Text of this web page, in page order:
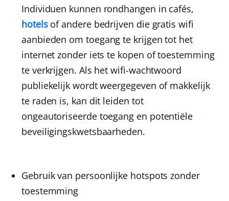
Individuen kunnen rondhangen in cafés,
hotelsof andere bedrijven die gratis wifi
aanbieden om toegang te krijgen tot het
internet zonder iets te kopen of toestemming
te verkrijgen. Als het wifi-wachtwoord
publiekelijk wordt weergegeven of makkelijk
te raden is, kan dit leiden tot
ongeautoriseerde toegang en potentiële
beveiligingskwetsbaarheden.
Gebruik van persoonlijke hotspots zonder
toestemming